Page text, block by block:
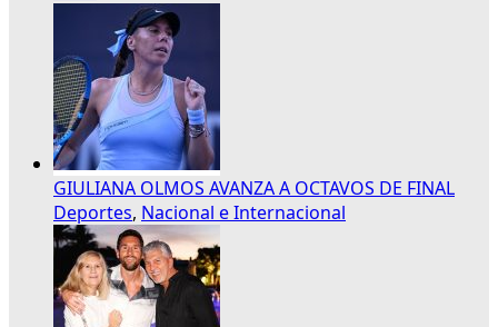
GIULIANA OLMOS AVANZA A OCTAVOS DE FINAL
Deportes, Nacional e Internacional